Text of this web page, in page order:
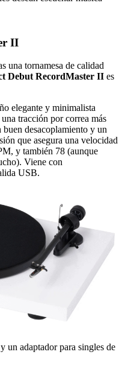
II
una tornamesa de calidad
Debut RecordMaster II es
elegante y minimalista
tracción por correa más
desacoplamiento y un
que asegura una velocidad
y también 78 (aunque
Viene con
USB.
y un adaptador para singles de